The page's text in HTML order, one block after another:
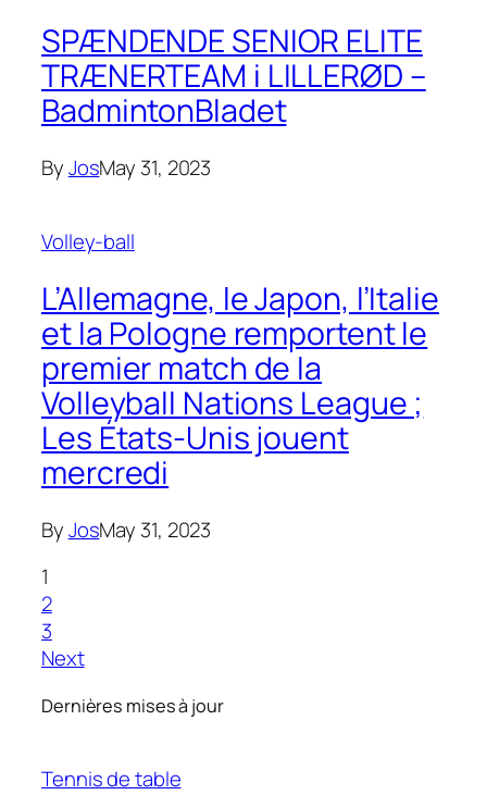
SPÆNDENDE SENIOR ELITE
TRÆNERTEAM i LILLERØD –
BadmintonBladet
ByJosMay 31, 2023
Volley-ball
L’Allemagne, le Japon, l’Italie
et la Pologne remportent le
premier match de la
Volleyball Nations League ;
Les États-Unis jouent
mercredi
ByJosMay 31, 2023
1
2
3
Next
Dernières mises à jour
Tennis de table